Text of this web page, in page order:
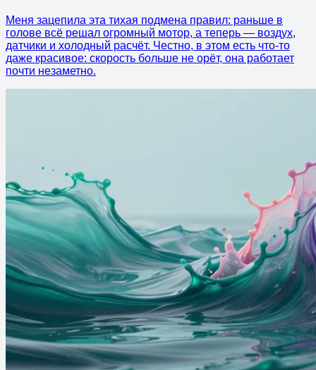
Меня зацепила эта тихая подмена правил: раньше в
голове всё решал огромный мотор, а теперь — воздух,
датчики и холодный расчёт. Честно, в этом есть что-то
даже красивое: скорость больше не орёт, она работает
почти незаметно.